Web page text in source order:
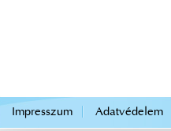
Impresszum Adatvédelem